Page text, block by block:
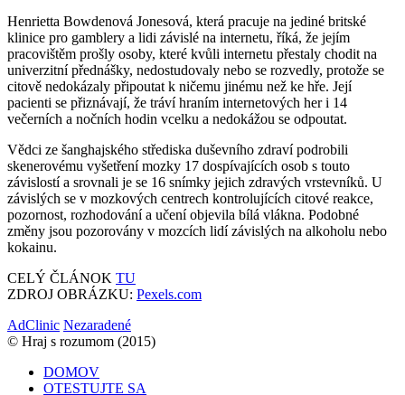
Henrietta Bowdenová Jonesová, která pracuje na jediné britské
klinice pro gamblery a lidi závislé na internetu, říká, že jejím
pracovištěm prošly osoby, které kvůli internetu přestaly chodit na
univerzitní přednášky, nedostudovaly nebo se rozvedly, protože se
citově nedokázaly připoutat k ničemu jinému než ke hře. Její
pacienti se přiznávají, že tráví hraním internetových her i 14
večerních a nočních hodin vcelku a nedokážou se odpoutat.
Vědci ze šanghajského střediska duševního zdraví podrobili
skenerovému vyšetření mozky 17 dospívajících osob s touto
závislostí a srovnali je se 16 snímky jejich zdravých vrstevníků. U
závislých se v mozkových centrech kontrolujících citové reakce,
pozornost, rozhodování a učení objevila bílá vlákna. Podobné
změny jsou pozorovány v mozcích lidí závislých na alkoholu nebo
kokainu.
CELÝ ČLÁNOK TU
ZDROJ OBRÁZKU: Pexels.com
AdClinic Nezaradené
© Hraj s rozumom (2015)
DOMOV
OTESTUJTE SA